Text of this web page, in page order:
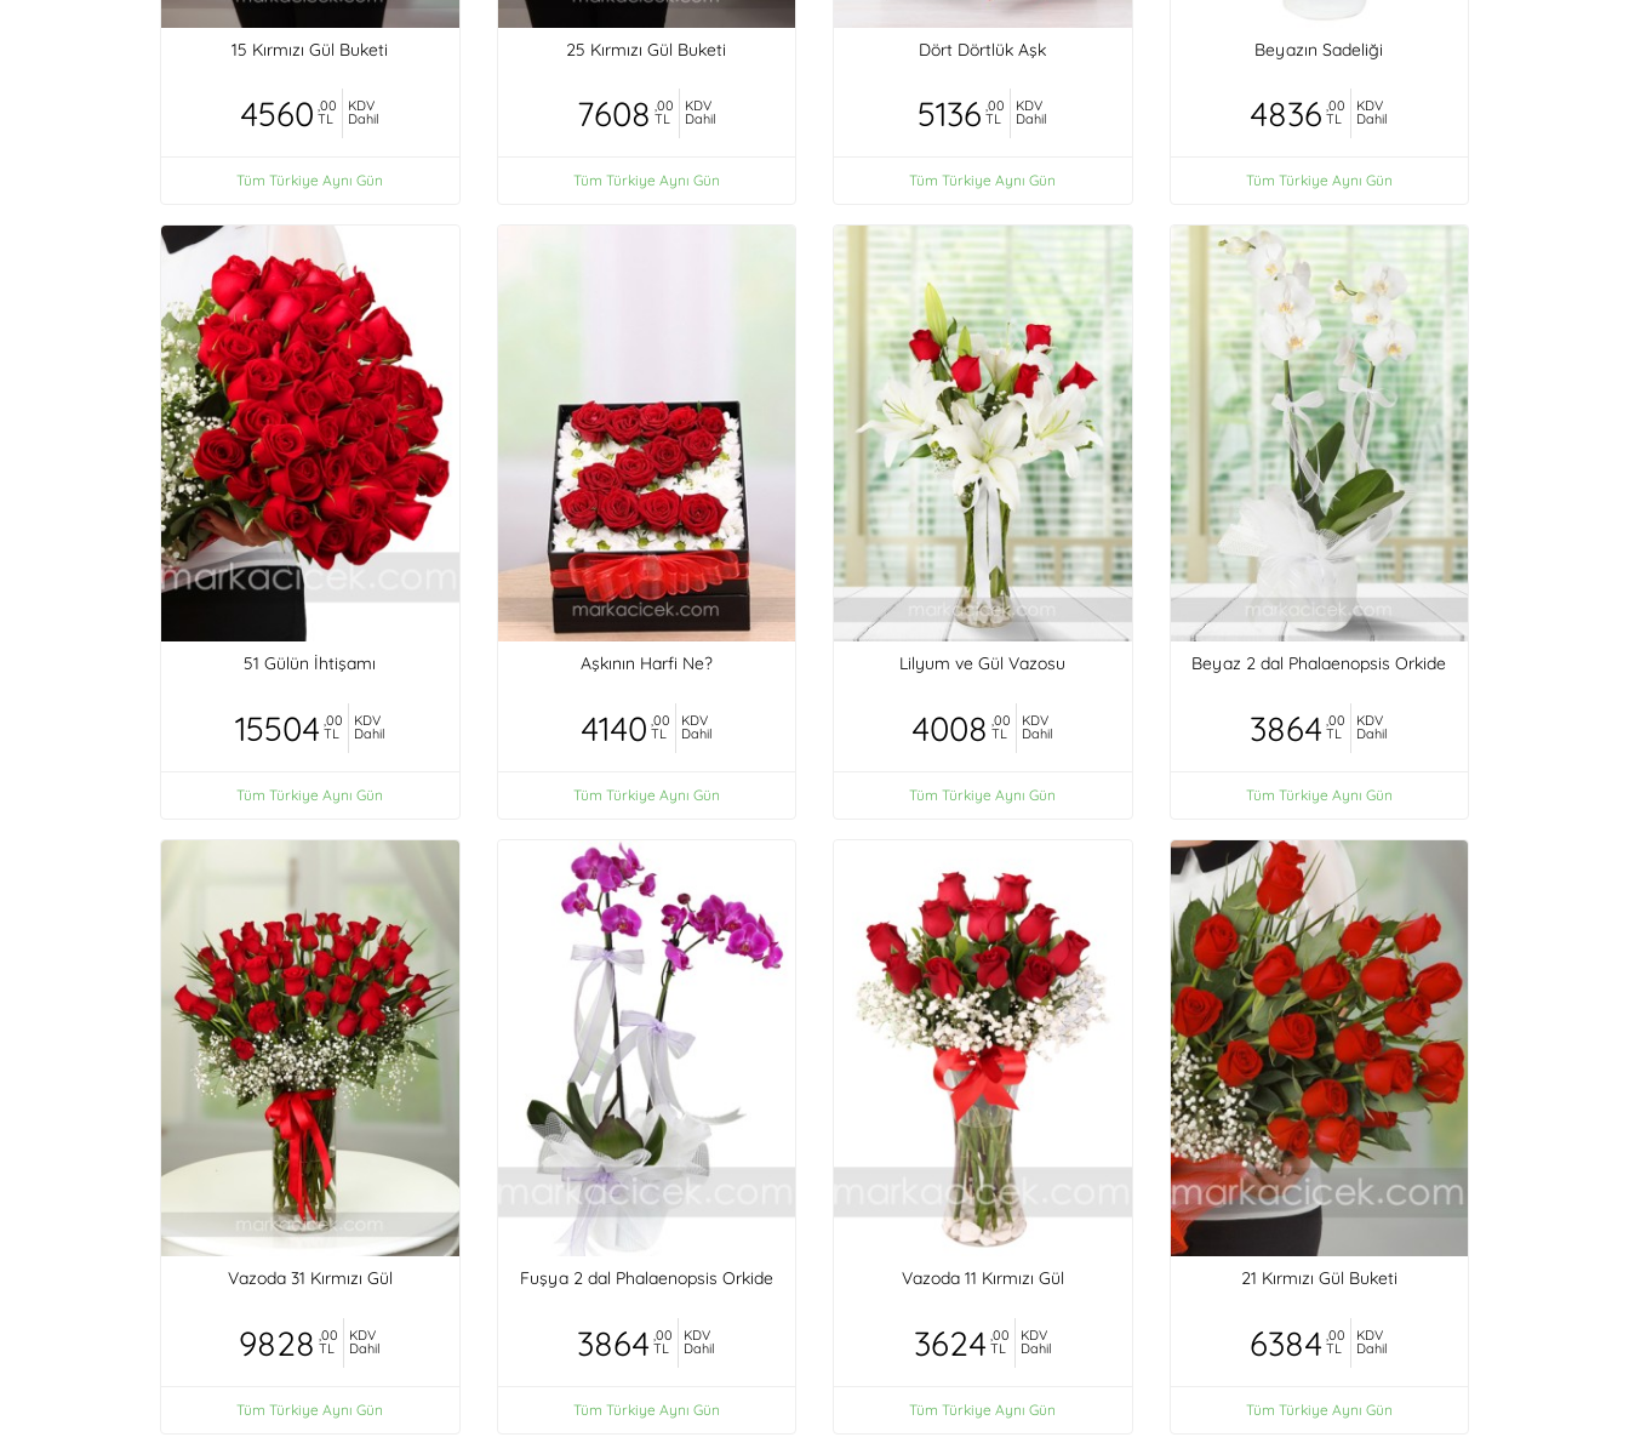
15 Kırmızı Gül Buketi
4560 ,00
TL
KDV
Dahil
Tüm Türkiye Aynı Gün
25 Kırmızı Gül Buketi
7608 ,00
TL
KDV
Dahil
Tüm Türkiye Aynı Gün
Dört Dörtlük Aşk
5136 ,00
TL
KDV
Dahil
Tüm Türkiye Aynı Gün
Beyazın Sadeliği
4836 ,00
TL
KDV
Dahil
Tüm Türkiye Aynı Gün
51 Gülün İhtişamı
15504 ,00
TL
KDV
Dahil
Tüm Türkiye Aynı Gün
Aşkının Harfi Ne?
4140 ,00
TL
KDV
Dahil
Tüm Türkiye Aynı Gün
Lilyum ve Gül Vazosu
4008 ,00
TL
KDV
Dahil
Tüm Türkiye Aynı Gün
Beyaz 2 dal Phalaenopsis Orkide
3864 ,00
TL
KDV
Dahil
Tüm Türkiye Aynı Gün
Vazoda 31 Kırmızı Gül
9828 ,00
TL
KDV
Dahil
Tüm Türkiye Aynı Gün
Fuşya 2 dal Phalaenopsis Orkide
3864 ,00
TL
KDV
Dahil
Tüm Türkiye Aynı Gün
Vazoda 11 Kırmızı Gül
3624 ,00
TL
KDV
Dahil
Tüm Türkiye Aynı Gün
21 Kırmızı Gül Buketi
6384 ,00
TL
KDV
Dahil
Tüm Türkiye Aynı Gün